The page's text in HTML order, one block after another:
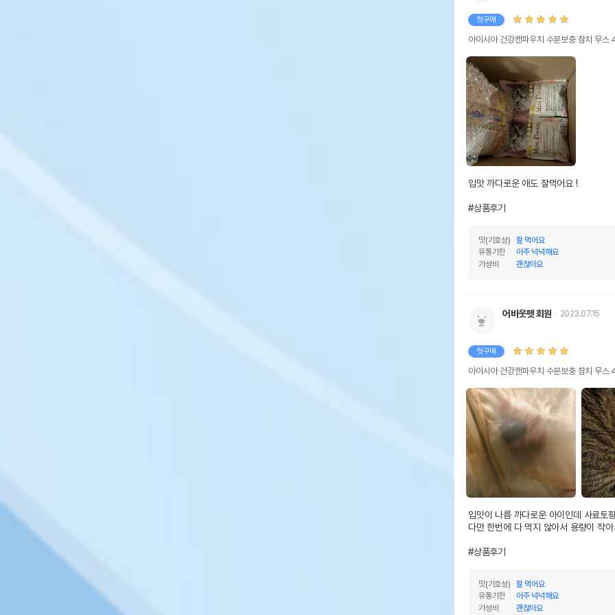
첫구매
아이시아 건강캔파우치 수분보충 참치 무스
입맛 까다로운 애도 잘먹어요 !
#상품후기
맛(기호성)
잘 먹어요
유통기한
아주 넉넉해요
가성비
괜찮아요
어바웃펫 회원 2023.07.15
첫구매
아이시아 건강캔파우치 수분보충 참치 무스
입맛이 나름 까다로운 아이인데 사료토
다만 한번에 다 먹지 않아서 용량이 작
#상품후기
맛(기호성)
잘 먹어요
유통기한
아주 넉넉해요
가성비
괜찮아요